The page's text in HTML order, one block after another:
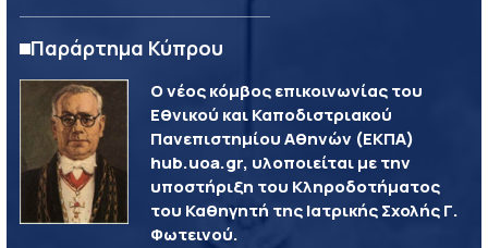
Παράρτημα Κύπρου
Ο νέος κόμβος επικοινωνίας του
Εθνικού και Καποδιστριακού
Πανεπιστημίου Αθηνών (ΕΚΠΑ)
hub.uoa.gr, υλοποιείται με την
υποστήριξη του Κληροδοτήματος
του Καθηγητή της Ιατρικής Σχολής Γ.
Φωτεινού.